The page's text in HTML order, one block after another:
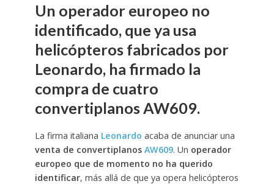
Un operador europeo no
identificado, que ya usa
helicópteros fabricados por
Leonardo, ha firmado la
compra de cuatro
convertiplanos AW609.
La firma italiana Leonardo acaba de anunciar una
venta de convertiplanos AW609. Un operador
europeo que de momento no ha querido
identificar, más allá de que ya opera helicópteros